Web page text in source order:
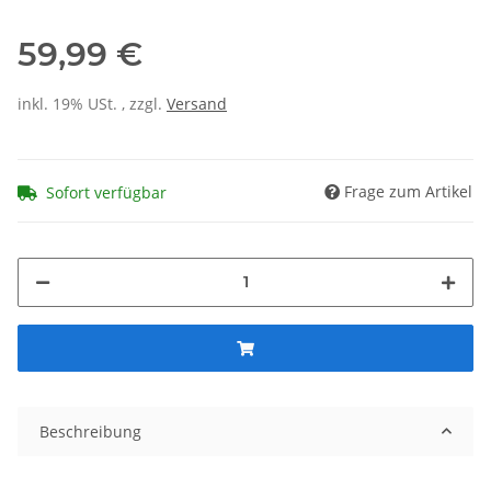
59,99 €
inkl. 19% USt. , zzgl. Versand
Sofort verfügbar Frage zum Artikel
Beschreibung